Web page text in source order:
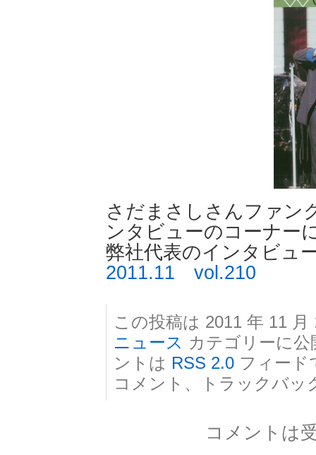
さだまさしさんファ
ンタビューのコーナー
弊社代表のインタビ
2011.11 vol.210
この投稿は 2011 年 11
ニュース カテゴリーに
ントは RSS 2.0 フィード
コメント、トラックバッ
コメントは